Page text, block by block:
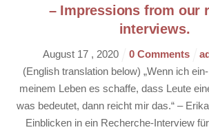
– Impressions from our
interviews.
August 17 , 2020 0 Comments
(English translation below) „Wenn ich
meinem Leben es schaffe, dass Leute
was bedeutet, dann reicht mir das.“ –
Einblicken in ein Recherche-Interview